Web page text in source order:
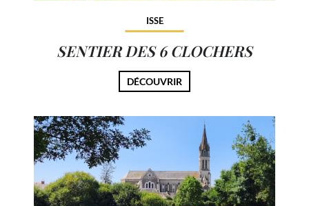
ISSE
SENTIER DES 6 CLOCHERS
DÉCOUVRIR